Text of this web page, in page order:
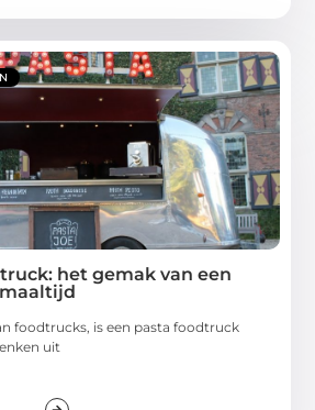
het gemak van een
foodtrucks, is een pasta foodtruck
uit